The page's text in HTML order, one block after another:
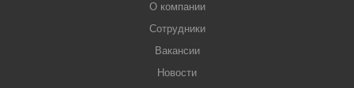
О компании
Сотрудники
Вакансии
Новости